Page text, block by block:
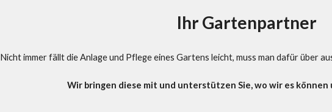
Ihr Gartenpartner
Nicht immer fällt die Anlage und Pflege eines Gartens leicht, muss man dafür über
Wir bringen diese mit und unterstützen Sie, wo wir es können